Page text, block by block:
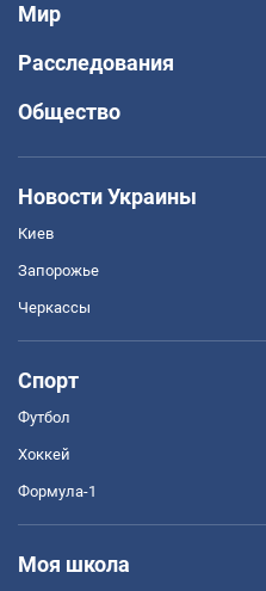
Мир
Расследования
Общество
Новости Украины
Киев
Запорожье
Черкассы
Спорт
Футбол
Хоккей
Формула-1
Моя школа